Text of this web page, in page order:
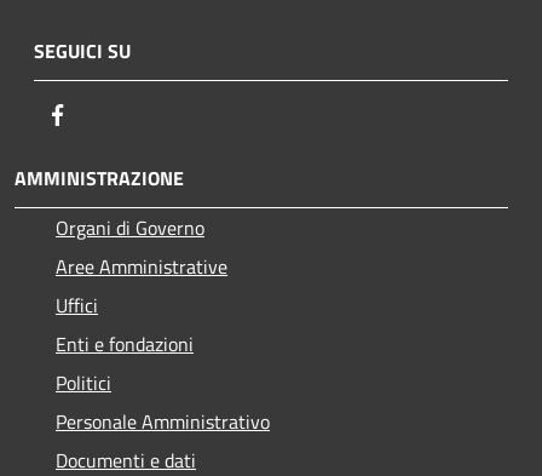
SEGUICI SU
AMMINISTRAZIONE
Organi di Governo
Aree Amministrative
Uffici
Enti e fondazioni
Politici
Personale Amministrativo
Documenti e dati